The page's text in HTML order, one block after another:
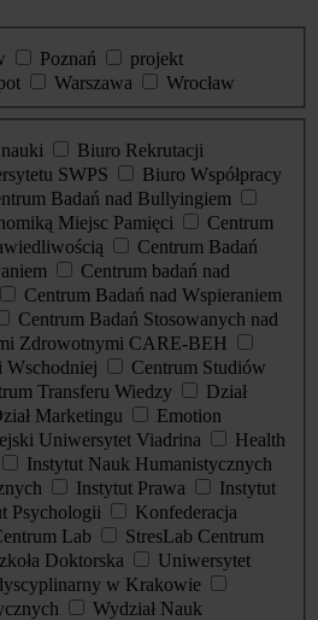
Poznań
projekt
Warszawa
Wrocław
Biuro Rekrutacji
SWPS
Biuro Współpracy
Badań nad Bullyingiem
Miejsc Pamięci
Centrum
Centrum Badań
Centrum badań nad
Centrum Badań nad Wspieraniem
Centrum Badań Stosowanych nad
Zdrowotnymi CARE-BEH
Centrum Studiów
Transferu Wiedzy
Dział
Marketingu
Emotion
Uniwersytet Viadrina
Health
Instytut Nauk Humanistycznych
Instytut Prawa
Instytut
Psychologii
Konfederacja
Lab
StresLab Centrum
Doktorska
Uniwersytet
w Krakowie
Wydział Nauk